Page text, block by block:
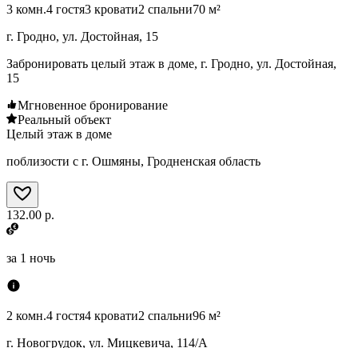
3 комн.4 гостя3 кровати2 спальни70 м²
г. Гродно, ул. Достойная, 15
Забронировать целый этаж в доме, г. Гродно, ул. Достойная,
15
Мгновенное бронирование
Реальный объект
Целый этаж в доме
поблизости с г. Ошмяны, Гродненская область
132.00 р.
за 1 ночь
2 комн.4 гостя4 кровати2 спальни96 м²
г. Новогрудок, ул. Мицкевича, 114/А